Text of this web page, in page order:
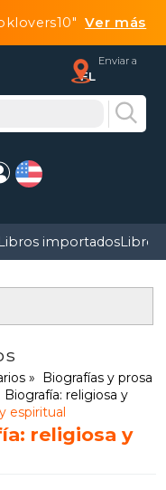
Ver más
Enviar a
FL
Libros importadosLibros
Biografías y prosa
Biografía: religiosa y
espiritual
religiosa y